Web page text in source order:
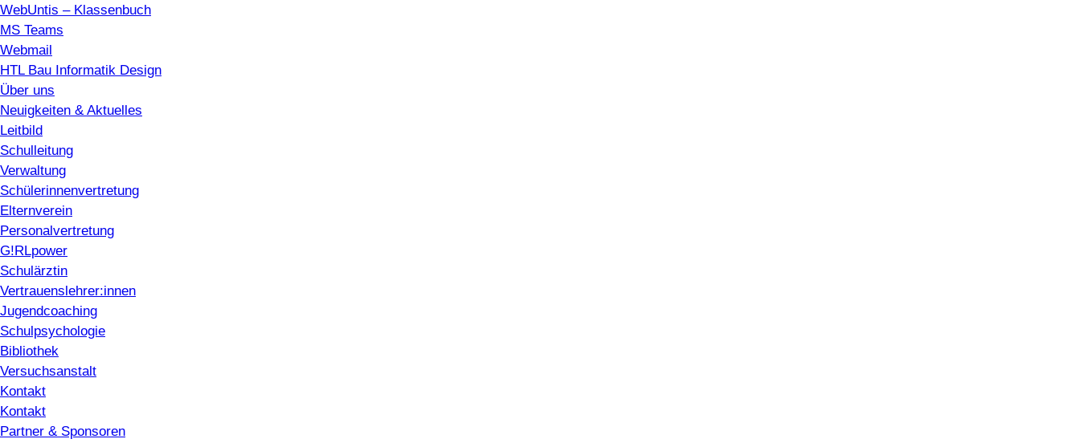
WebUntis – Klassenbuch
MS Teams
Webmail
HTL Bau Informatik Design
Über uns
Neuigkeiten & Aktuelles
Leitbild
Schulleitung
Verwaltung
Schülerinnenvertretung
Elternverein
Personalvertretung
G!RLpower
Schulärztin
Vertrauenslehrer:innen
Jugendcoaching
Schulpsychologie
Bibliothek
Versuchsanstalt
Kontakt
Kontakt
Partner & Sponsoren